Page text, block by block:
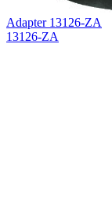
Adapter 13126-ZA
13126-ZA